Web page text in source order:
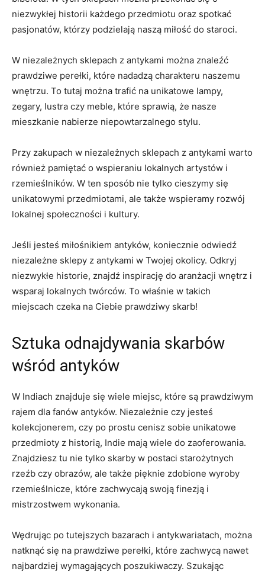
niezwykłej historii każdego przedmiotu oraz spotkać
pasjonatów, którzy ‌podzielają naszą miłość do staroci.
W niezależnych sklepach ⁣z antykami można ⁢znaleźć
prawdziwe‍ perełki, które nadadzą charakteru ‌naszemu
wnętrzu. To tutaj można trafić na unikatowe lampy,
zegary, lustra czy meble, ⁢które sprawią, że nasze
mieszkanie​ nabierze niepowtarzalnego stylu.
Przy⁤ zakupach w niezależnych sklepach ⁢z ​antykami warto
również pamiętać o ‍wspieraniu lokalnych artystów ⁤i⁤
rzemieślników. W ten sposób nie tylko cieszymy się
unikatowymi⁢ przedmiotami, ale także ⁣wspieramy rozwój
lokalnej społeczności i kultury.
Jeśli jesteś miłośnikiem antyków,‍ koniecznie odwiedź
niezależne sklepy z‍ antykami w Twojej okolicy.⁢ Odkryj
niezwykłe ⁣historie, znajdź ‌inspirację do aranżacji ⁢wnętrz i
wsparaj lokalnych twórców. To właśnie w takich​
miejscach czeka⁤ na Ciebie prawdziwy skarb!
Sztuka ⁣odnajdywania skarbów
wśród antyków
W Indiach⁤ znajduje się wiele miejsc, które są ‌prawdziwym
​rajem dla fanów antyków. Niezależnie czy jesteś‌
kolekcjonerem, czy po prostu cenisz sobie unikatowe
przedmioty z historią, Indie mają wiele do‍ zaoferowania.
Znajdziesz tu nie ‌tylko skarby w postaci starożytnych
⁣rzeźb czy obrazów, ale także pięknie zdobione wyroby
rzemieślnicze,​ które zachwycają swoją finezją i
mistrzostwem wykonania.
Wędrując‌ po tutejszych bazarach ​i antykwariatach, można
natknąć się na prawdziwe perełki, które zachwycą nawet
najbardziej wymagających poszukiwaczy. Szukając